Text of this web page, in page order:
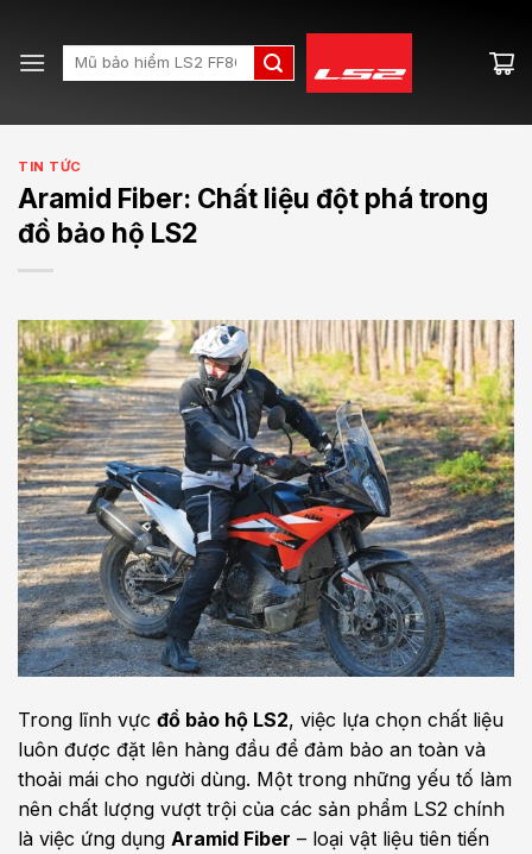
content
Search
for:
TIN TỨC
Aramid Fiber: Chất liệu đột phá trong
đồ bảo hộ LS2
Trong lĩnh vực đồ bảo hộ LS2, việc lựa chọn chất liệu
luôn được đặt lên hàng đầu để đảm bảo an toàn và
thoải mái cho người dùng. Một trong những yếu tố làm
nên chất lượng vượt trội của các sản phẩm LS2 chính
là việc ứng dụng Aramid Fiber – loại vật liệu tiên tiến